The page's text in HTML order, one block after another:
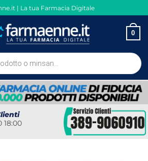
| La tua Farmacia Digitale
0
18:00